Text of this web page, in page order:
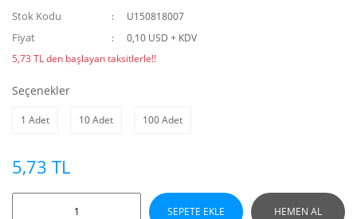
Stok Kodu U150818007
Fiyat
0,10 USD + KDV
5,73 TL den başlayan taksitlerle!!
Seçenekler
1 Adet 10 Adet 100 Adet
5,73 TL
SEPETE EKLE HEMEN AL